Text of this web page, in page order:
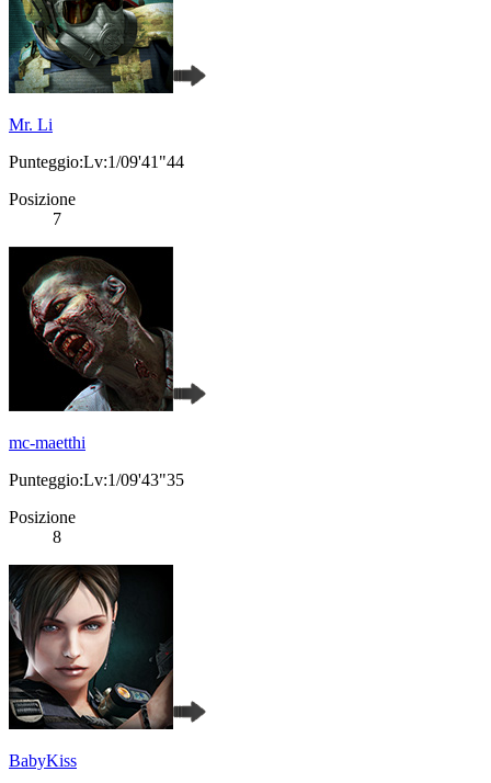
Mr. Li
Punteggio:Lv:1/09'41"44
Posizione
7
mc-maetthi
Punteggio:Lv:1/09'43"35
Posizione
8
BabyKiss